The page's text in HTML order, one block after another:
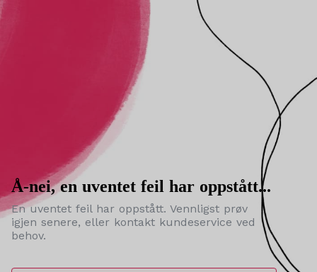
Å-nei, en uventet feil har oppstått...
En uventet feil har oppstått. Vennligst prøv
igjen senere, eller kontakt kundeservice ved
behov.